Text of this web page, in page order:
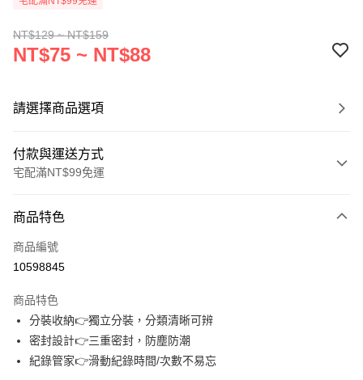
NT$129 ~ NT$159
NT$75 ~ NT$88
請選擇商品選項
付款與運送方式
宅配滿NT$99免運
信用卡一次付款
信用卡分期付款
合作金庫商業銀行
華南商業銀行
彰化商業銀行
上海商業儲蓄銀行
國泰世華商業銀行
兆豐國際商業銀行
超商取貨付款
LINE Pay
商品特色
商品編號
10598845
商品特色
分裝收納👉獨立分裝，分類清晰可辨
密封設計👉三重密封，防塵防潮
紀錄管家👉滑動紀錄時間/次數不易忘